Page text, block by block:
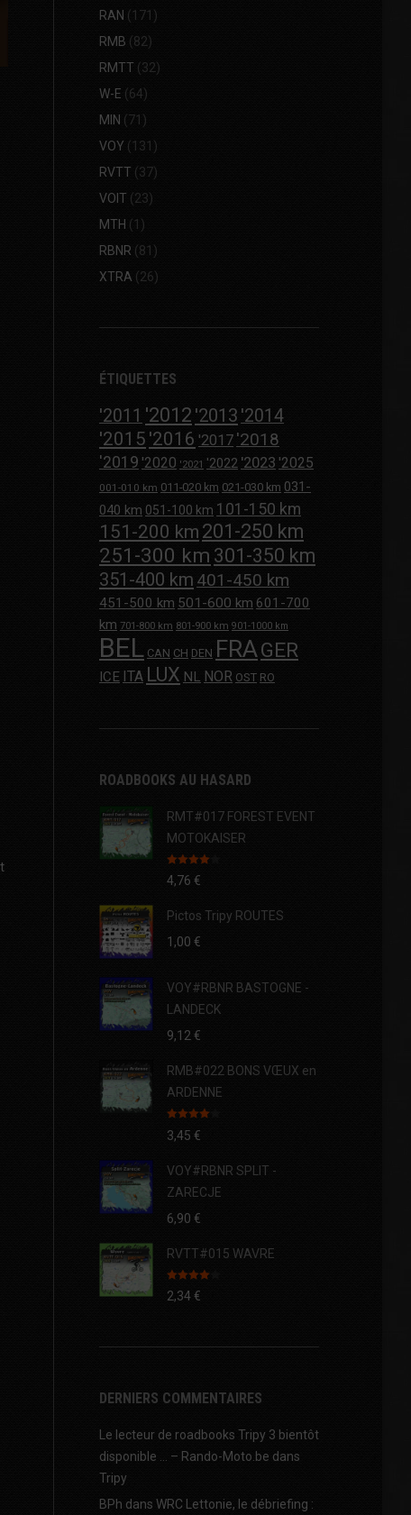
RAN (171)
RMB (82)
RMTT (32)
W-E (64)
MIN (71)
VOY (131)
RVTT (37)
VOIT (23)
MTH (1)
RBNR (81)
XTRA (26)
ÉTIQUETTES
'2011 '2012 '2013 '2014
'2015 '2016 '2017 '2018
'2019 '2020 '2021 '2022 '2023 '2025
001-010 km 011-020 km 021-030 km 031-
040 km 051-100 km 101-150 km
151-200 km 201-250 km
251-300 km 301-350 km
351-400 km 401-450 km
451-500 km 501-600 km 601-700
km 701-800 km 801-900 km 901-1000 km
BEL CAN CH DEN FRAGER
ICE ITA LUX NL NOR OST RO
ROADBOOKS AU HASARD
RMT#017 FOREST EVENT
MOTOKAISER
Note 4.00
sur 5
4,76 €
Pictos Tripy ROUTES
1,00 €
VOY#RBNR BASTOGNE -
LANDECK
9,12€
RMB#022 BONS VŒUX en
ARDENNE
Note4.00
sur 5
3,45 €
VOY#RBNR SPLIT -
ZARECJE
6,90 €
RVTT#015 WAVRE
Note 4.00
sur 5
2,34€
DERNIERS COMMENTAIRES
Le lecteur de roadbooks Tripy 3 bientôt
disponible … – Rando-Moto.be dans
Tripy
BPh dans WRC Lettonie, le débriefing :